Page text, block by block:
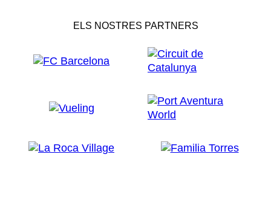
ELS NOSTRES PARTNERS